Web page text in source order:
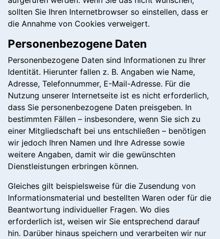
sollten Sie Ihren Internetbrowser so einstellen, dass er
die Annahme von Cookies verweigert.
Personenbezogene Daten
Personenbezogene Daten sind Informationen zu Ihrer
Identität. Hierunter fallen z. B. Angaben wie Name,
Adresse, Telefonnummer, E-Mail-Adresse. Für die
Nutzung unserer Internetseite ist es nicht erforderlich,
dass Sie personenbezogene Daten preisgeben. In
bestimmten Fällen – insbesondere, wenn Sie sich zu
einer Mitgliedschaft bei uns entschließen – benötigen
wir jedoch Ihren Namen und Ihre Adresse sowie
weitere Angaben, damit wir die gewünschten
Dienstleistungen erbringen können.
Gleiches gilt beispielsweise für die Zusendung von
Informationsmaterial und bestellten Waren oder für die
Beantwortung individueller Fragen. Wo dies
erforderlich ist, weisen wir Sie entsprechend darauf
hin. Darüber hinaus speichern und verarbeiten wir nur